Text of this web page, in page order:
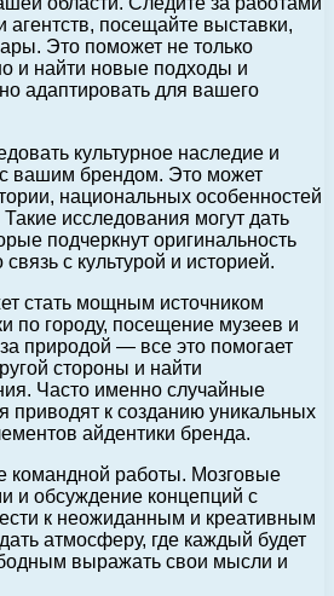
посещайте выставки,
Это поможет не только
и найти новые подходы и
адаптировать для вашего
культурное наследие и
вашим брендом. Это может
национальных особенностей
исследования могут дать
подчеркнут оригинальность
с культурой и историей.
стать мощным источником
по городу, посещение музеев и
природой — все это помогает
стороны и найти
Часто именно случайные
приводят к созданию уникальных
айдентики бренда.
командной работы. Мозговые
и обсуждение концепций с
к неожиданным и креативным
атмосферу, где каждый будет
выражать свои мысли и